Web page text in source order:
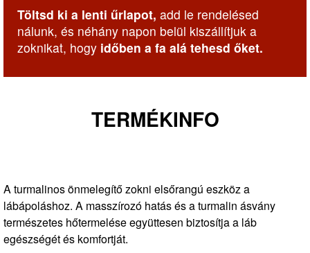
Töltsd ki a lenti űrlapot, add le rendelésed
nálunk, és néhány napon belül kiszállítjuk a
zoknikat, hogy időben a fa alá tehesd őket.
TERMÉKINFO
A turmalinos önmelegítő zokni elsőrangú eszköz a
lábápoláshoz. A masszírozó hatás és a turmalin ásvány
természetes hőtermelése együttesen biztosítja a láb
egészségét és komfortját.